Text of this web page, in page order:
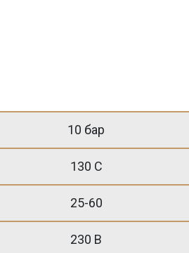
10 бар
130 С
25-60
230 B